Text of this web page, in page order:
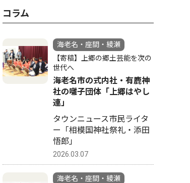
コラム
海老名・座間・綾瀬
【寄稿】上郷の郷土芸能を次の
世代へ
海老名市の式内社・有鹿神
社の囃子団体「上郷はやし
連」
タウンニュース市民ライタ
ー「相模国神社祭礼・添田
悟郎」
2026.03.07
海老名・座間・綾瀬